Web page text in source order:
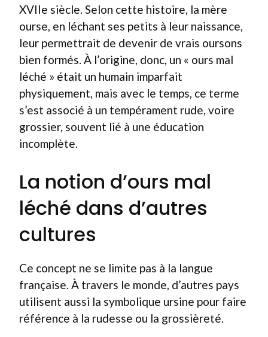
XVIIe siècle. Selon cette histoire, la mère
ourse, en léchant ses petits à leur naissance,
leur permettrait de devenir de vrais oursons
bien formés. À l’origine, donc, un « ours mal
léché » était un humain imparfait
physiquement, mais avec le temps, ce terme
s’est associé à un tempérament rude, voire
grossier, souvent lié à une éducation
incomplète.
La notion d’ours mal
léché dans d’autres
cultures
Ce concept ne se limite pas à la langue
française. À travers le monde, d’autres pays
utilisent aussi la symbolique ursine pour faire
référence à la rudesse ou la grossièreté.